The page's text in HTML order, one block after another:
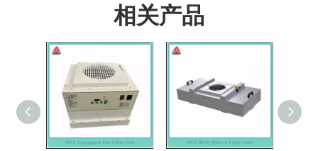
相关产品